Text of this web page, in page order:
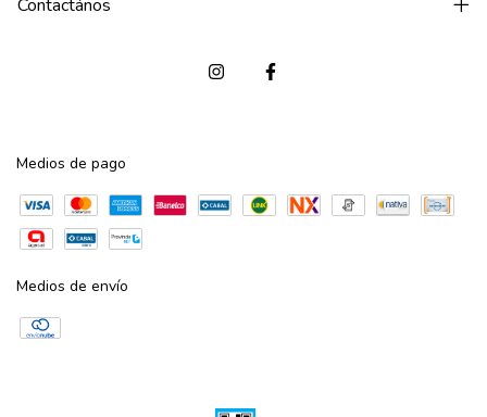
Contactános
Medios de pago
Medios de envío